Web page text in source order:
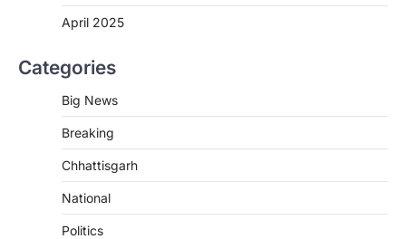
April 2025
Categories
Big News
Breaking
Chhattisgarh
National
Politics
जशपुर जिले की 5 माह की मासूम…
CG: छिपली की दीदियों का कमाल, बकरी